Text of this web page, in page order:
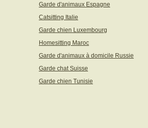
Garde d'animaux Espagne
Catsitting Italie
Garde chien Luxembourg
Homesitting Maroc
Garde d'animaux à domicile Russie
Garde chat Suisse
Garde chien Tunisie